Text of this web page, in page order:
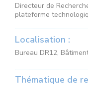
Directeur de
plateforme
Localisation :
Bureau DR12,
Thématique de